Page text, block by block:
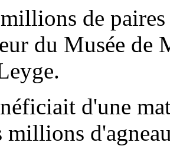
de
du Musée de
d'une
millions